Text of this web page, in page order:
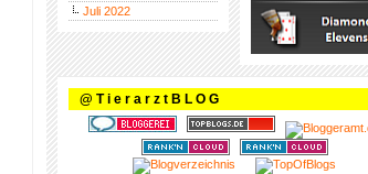
Juli 2022
@ T i e r a r z t B L O G